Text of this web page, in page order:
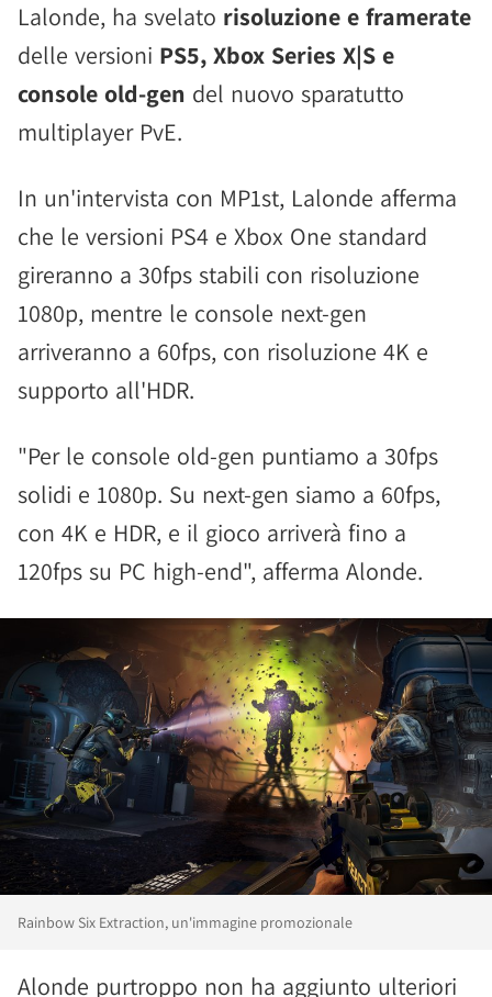
Lalonde, ha svelato risoluzione e framerate
delle versioni PS5, Xbox Series X|S e
console old-gen del nuovo sparatutto
multiplayer PvE.
In un'intervista con MP1st, Lalonde afferma
che le versioni PS4 e Xbox One standard
gireranno a 30fps stabili con risoluzione
1080p, mentre le console next-gen
arriveranno a 60fps, con risoluzione 4K e
supporto all'HDR.
"Per le console old-gen puntiamo a 30fps
solidi e 1080p. Su next-gen siamo a 60fps,
con 4K e HDR, e il gioco arriverà fino a
120fps su PC high-end", afferma Alonde.
Rainbow Six Extraction, un'immagine promozionale
Alonde purtroppo non ha aggiunto ulteriori